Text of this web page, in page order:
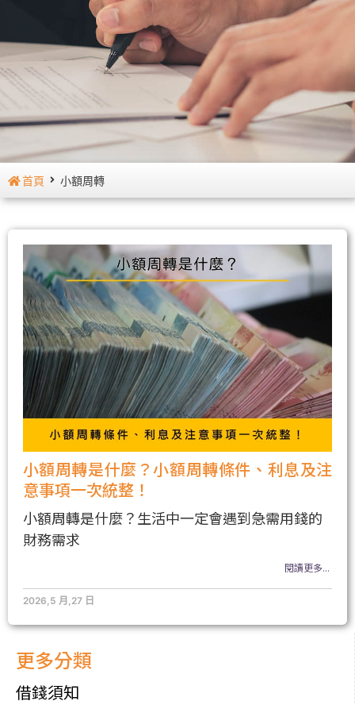
首頁 小額周轉
更多分類
借錢須知
小額周轉是什麼？小額周轉條件、利息及注
意事項一次統整！
小額周轉是什麼？生活中一定會遇到急需用錢的
財務需求
閱讀更多...
2026,5 月,27 日